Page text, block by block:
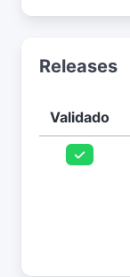
Releases
Validado